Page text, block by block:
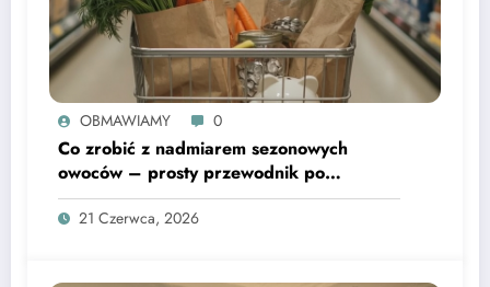
OBMAWIAMY 0
Co zrobić z nadmiarem sezonowych
owoców – prosty przewodnik po
domowych przetworach
21 Czerwca, 2026